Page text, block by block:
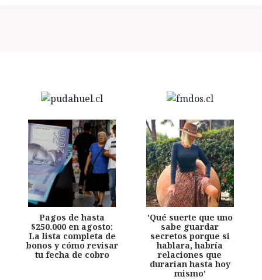
Pagos de hasta
$250.000 en agosto:
La lista completa de
bonos y cómo revisar
tu fecha de cobro
'Qué suerte que uno
sabe guardar
secretos porque si
hablara, habría
relaciones que
durarían hasta hoy
mismo'